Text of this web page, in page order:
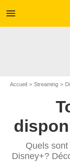
menu
Accueil Streaming
Quels
Disney+?